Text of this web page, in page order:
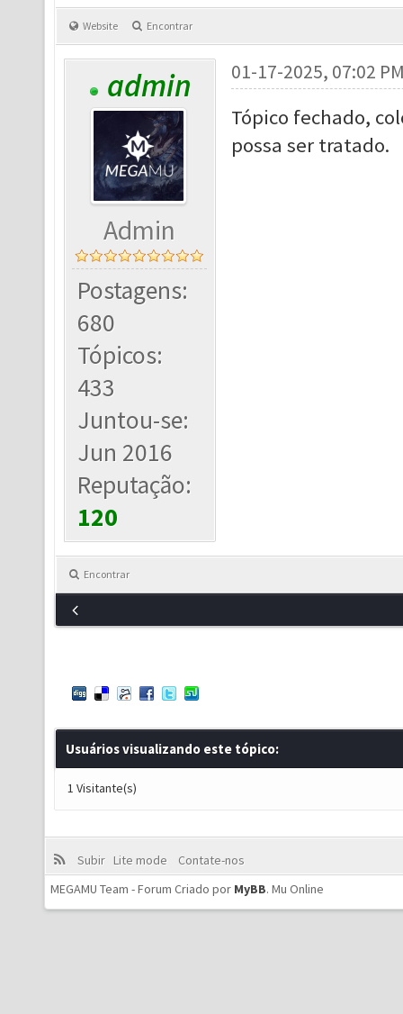
Website Encontrar
admin
Admin
Postagens:
680
Tópicos:
433
Juntou-se:
Jun 2016
Reputação:
120
01-17-2025, 07:02
Tópico fechado,
possa ser tratado.
Encontrar
Usuários visualizando este tópico:
1 Visitante(s)
Subir Lite mode
Contate-nos
MEGAMU Team - Forum Criado por MyBB. Mu Online